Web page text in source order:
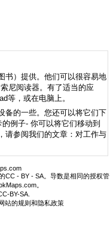
书）提供。他们可以很容易地
尼阅读器。有了适当的应
等，或在电脑上。
备的一些。您还可以将它们下
例子- 你可以将它们移动到
请参阅我们的文章：对工作与
CC - BY - SA。导数是相同的授权管
。
BY-SA
站的规则和隐私政策